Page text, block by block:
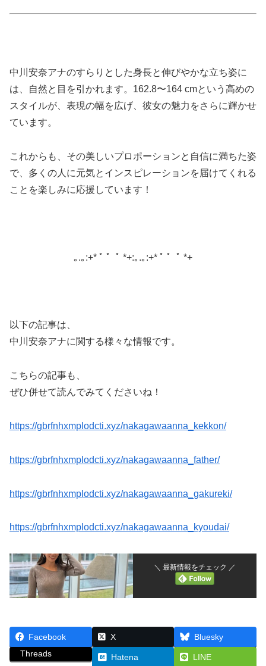
中川安奈アナのすらりとした身長と伸びやかな立ち姿に
は、自然と目を引かれます。162.8〜164 cmという高めの
スタイルが、表現の幅を広げ、彼女の魅力をさらに輝かせ
ています。
これからも、その美しいプロポーションと自信に満ちた姿
で、多くの人に元気とインスピレーションを届けてくれる
ことを楽しみに応援しています！
｡.｡:+* ﾟ ゜ﾟ *+:｡.｡:+* ﾟ ゜ﾟ *+
以下の記事は、
中川安奈アナに関する様々な情報です。
こちらの記事も、
ぜひ併せて読んでみてくださいね！
https://gbrfnhxmplodcti.xyz/nakagawaanna_kekkon/
https://gbrfnhxmplodcti.xyz/nakagawaanna_father/
https://gbrfnhxmplodcti.xyz/nakagawaanna_gakureki/
https://gbrfnhxmplodcti.xyz/nakagawaanna_kyoudai/
＼ 最新情報をチェック ／
Facebook X
Bluesky
Threads
Hatena LINE